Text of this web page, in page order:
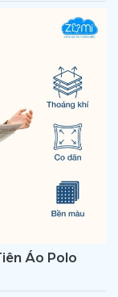
Áo Polo